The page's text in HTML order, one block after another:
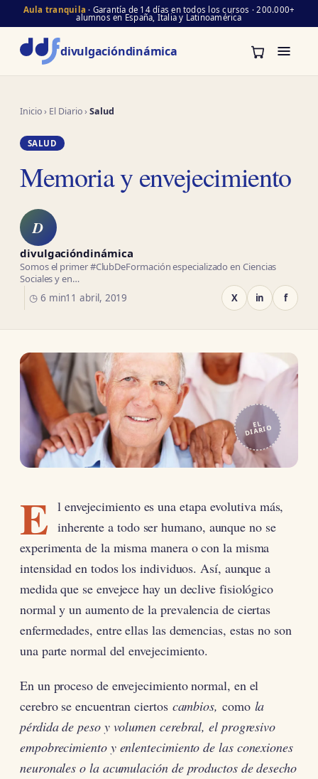
Aula tranquila · Garantía de 14 días en todos los cursos · 200.000+
alumnos en España, Italia y Latinoamérica
divulgacióndinámica
Inicio› El Diario›Salud
SALUD
Memoria y envejecimiento
D
divulgacióndinámica
Somos el primer #ClubDeFormación especializado en Ciencias
Sociales y en…
◷ 6 min11 abril, 2019 X in f
EL
DIARIO
E l envejecimiento es una etapa evolutiva más,
inherente a todo ser humano, aunque no se
experimenta de la misma manera o con la misma
intensidad en todos los individuos. Así, aunque a
medida que se envejece hay un declive fisiológico
normal y un aumento de la prevalencia de ciertas
enfermedades, entre ellas las demencias, estas no son
una parte normal del envejecimiento.
En un proceso de envejecimiento normal, en el
cerebro se encuentran ciertos cambios, como la
pérdida de peso y volumen cerebral, el progresivo
empobrecimiento y enlentecimiento de las conexiones
neuronales o la acumulación de productos de desecho